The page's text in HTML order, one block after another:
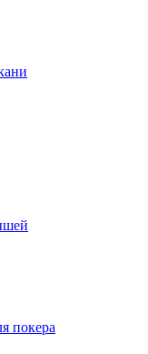
покера